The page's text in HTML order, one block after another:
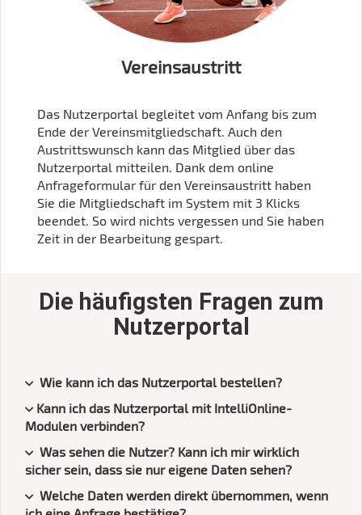
Vereinsaustritt
Das Nutzerportal begleitet vom Anfang bis zum
Ende der Vereinsmitgliedschaft. Auch den
Austrittswunsch kann das Mitglied über das
Nutzerportal mitteilen. Dank dem online
Anfrageformular für den Vereinsaustritt haben
Sie die Mitgliedschaft im System mit 3 Klicks
beendet. So wird nichts vergessen und Sie haben
Zeit in der Bearbeitung gespart.
Die häufigsten Fragen zum
Nutzerportal
Wie kann ich das Nutzerportal bestellen?
Kann ich das Nutzerportal mit IntelliOnline-
Modulen verbinden?
Was sehen die Nutzer? Kann ich mir wirklich
sicher sein, dass sie nur eigene Daten sehen?
Welche Daten werden direkt übernommen, wenn